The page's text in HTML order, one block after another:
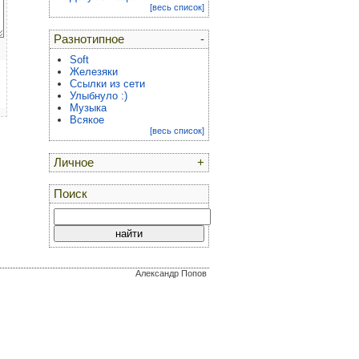
[весь список]
-
Разнотипное
Soft
Железяки
Ссылки из сети
Улыбнуло :)
Музыка
Всякое
[весь список]
+
Личное
Поиск
Александр Попов